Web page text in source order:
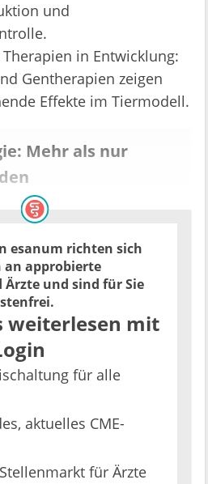
und
Therapien in Entwicklung:
Gentherapien zeigen
Effekte im Tiermodell.
Mehr als nur
esanum richten sich
an approbierte
und sind für Sie
weiterlesen mit
für alle
aktuelles CME-
für Ärzte